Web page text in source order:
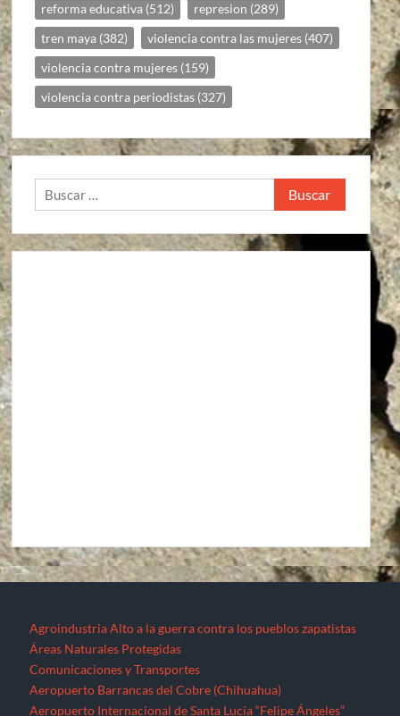
reforma educativa (512) represion (289)
tren maya (382) violencia contra las mujeres (407)
violencia contra mujeres (159)
violencia contra periodistas (327)
Buscar:
Agroindustria Alto a la guerra contra los pueblos zapatistas
Áreas Naturales Protegidas
Comunicaciones y Transportes
Aeropuerto Barrancas del Cobre (Chihuahua)
Aeropuerto Internacional de Santa Lucía “Felipe Ángeles”